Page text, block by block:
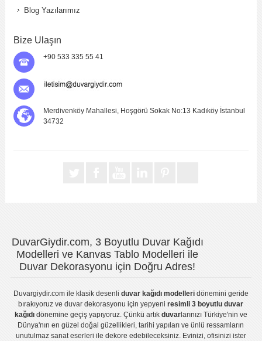
Blog Yazılarımız
Bize Ulaşın
+90 533 335 55 41
Merdivenköy Mahallesi, Hoşgörü Sokak No:13 Kadıköy İstanbul
34732
DuvarGiydir.com, 3 Boyutlu Duvar Kağıdı
Modelleri ve Kanvas Tablo Modelleri ile
Duvar Dekorasyonu için Doğru Adres!
Duvargiydir.comile klasik desenli duvar kağıdı modelleridönemini geride
bırakıyoruz veduvar dekorasyonu için yepyeniresimli 3 boyutlu duvar
kağıdıdönemine geçiş yapıyoruz. Çünkü artık duvarlarınızı Türkiye'nin ve
Dünya'nın en güzel doğal güzellikleri, tarihi yapıları ve ünlü ressamların
unutulmaz sanat eserleri ile dekore edebileceksiniz. Evinizi, ofisinizi ister